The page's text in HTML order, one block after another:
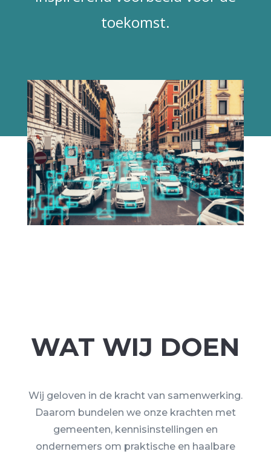
toekomst.
WAT WIJ DOEN
Wij geloven in de kracht van samenwerking.
Daarom bundelen we onze krachten met
gemeenten, kennisinstellingen en
ondernemers om praktische en haalbare